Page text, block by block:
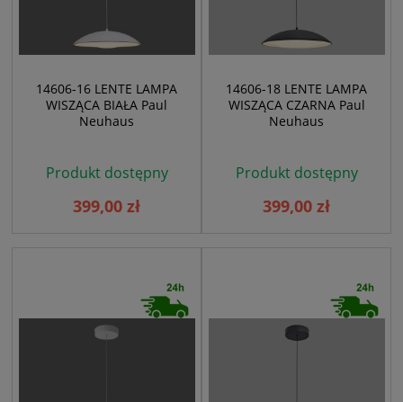
14606-16 LENTE LAMPA
WISZĄCA BIAŁA Paul
Neuhaus
Produkt dostępny
399,00 zł
14606-18 LENTE LAMPA
WISZĄCA CZARNA Paul
Neuhaus
Produkt dostępny
399,00 zł